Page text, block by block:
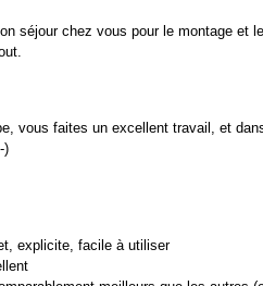
séjour chez vous pour le montage et
vous faites un excellent travail, et
)
explicite, facile à utiliser